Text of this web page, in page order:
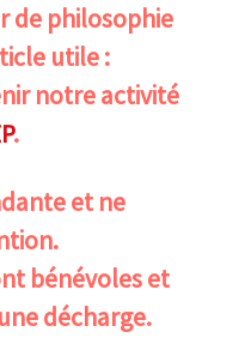
de philosophie
utile :
notre activité
.
et ne
bénévoles et
décharge.